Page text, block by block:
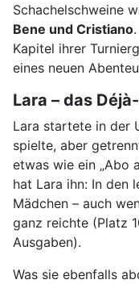
Schachelschweine
Bene und Cristiano
Kapitel ihrer
eines neuen
Lara – das
Lara startete in der
spielte, aber
etwas wie ein „Abo
hat Lara ihn: In den
Mädchen – auch
ganz reichte (Platz
Ausgaben).
Was sie ebenfalls